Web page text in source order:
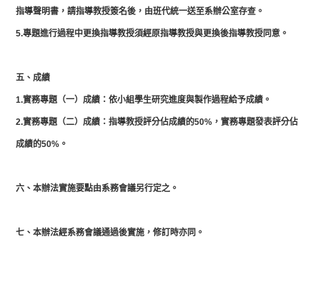
指導聲明書，請指導教授簽名後，由班代統一送至系辦公室存查。
5.專題進行過程中更換指導教授須經原指導教授與更換後指導教授同意。
五、成績
1.實務專題（一）成績：依小組學生研究進度與製作過程給予成績。
2.實務專題（二）成績：指導教授評分佔成績的50%，實務專題發表評分佔
成績的50%。
六、本辦法實施要點由系務會議另行定之。
七、本辦法經系務會議通過後實施，修訂時亦同。